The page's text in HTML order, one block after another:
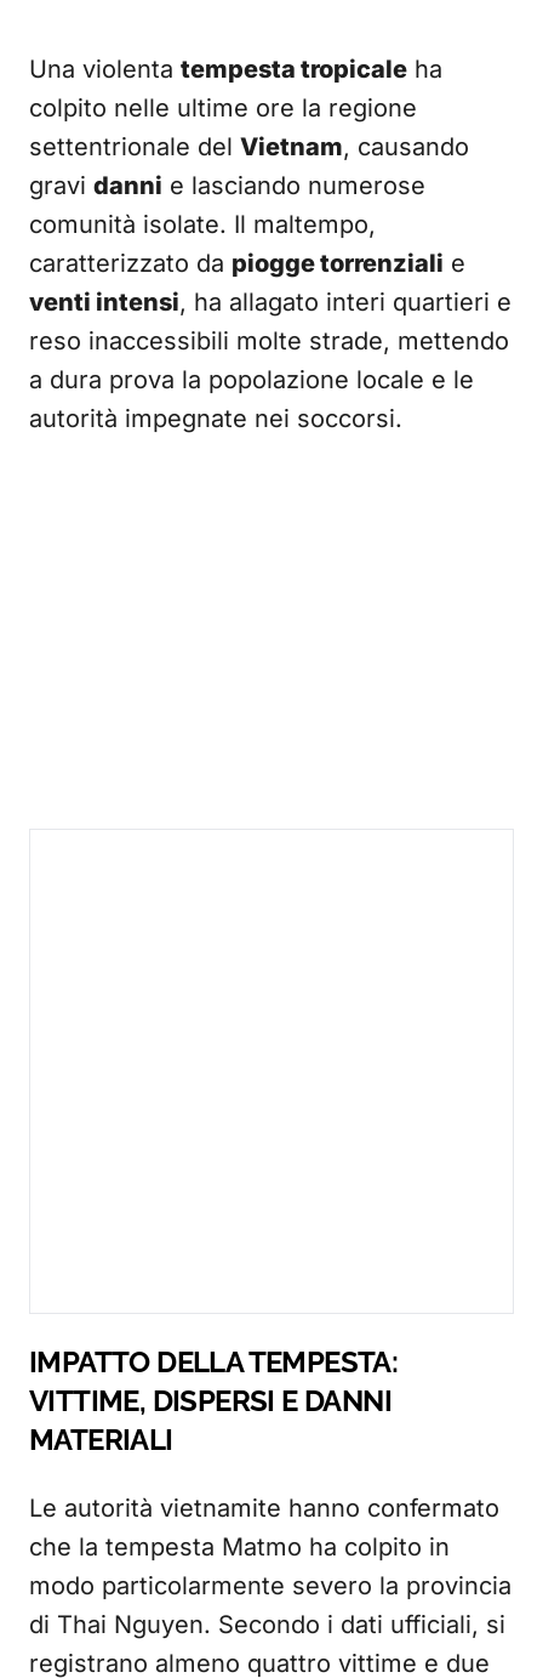
Una violenta tempesta tropicale ha
colpito nelle ultime ore la regione
settentrionale del Vietnam, causando
gravi danni e lasciando numerose
comunità isolate. Il maltempo,
caratterizzato da piogge torrenziali e
venti intensi, ha allagato interi quartieri e
reso inaccessibili molte strade, mettendo
a dura prova la popolazione locale e le
autorità impegnate nei soccorsi.
IMPATTO DELLA TEMPESTA:
VITTIME, DISPERSI E DANNI
MATERIALI
Le autorità vietnamite hanno confermato
che la tempesta Matmo ha colpito in
modo particolarmente severo la provincia
di Thai Nguyen. Secondo i dati ufficiali, si
registrano almeno quattro vittime e due